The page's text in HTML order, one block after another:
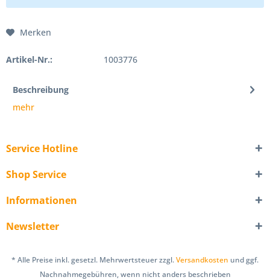
Merken
Artikel-Nr.: 1003776
Beschreibung
mehr
Service Hotline
Shop Service
Informationen
Newsletter
* Alle Preise inkl. gesetzl. Mehrwertsteuer zzgl.Versandkosten und ggf.
Nachnahmegebühren, wenn nicht anders beschrieben